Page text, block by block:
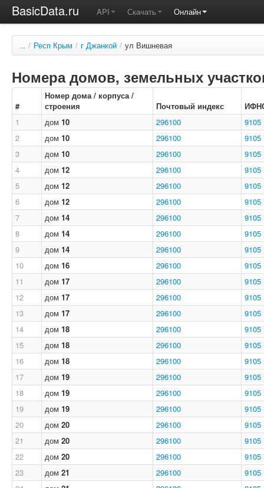
BasicData.ru API Скачать Онлайн
.. / Респ Крым / г Джанкой / ул Вишневая
Номера домов, земельных
#
Номер дома / корпуса /
строения
Почтовый индекс
1
дом 10 296100
9105
2
дом 10 296100
9105
3
дом 10 296100
9105
4
дом 12 296100
9105
5
дом 12 296100
9105
6
дом 12 296100
9105
7
дом 14 296100
9105
8
дом 14 296100
9105
9
дом 14 296100
9105
10
дом 16 296100
9105
11
дом 17 296100
9105
12
дом 17 296100
9105
13
дом 17 296100
9105
14
дом 18 296100
9105
15
дом 18 296100
9105
16
дом 18 296100
9105
17
дом 19 296100
9105
18
дом 19 296100
9105
19
дом 19 296100
9105
20
дом 20 296100
9105
21
дом 20 296100
9105
22
дом 20 296100
9105
23
дом 21 296100
9105